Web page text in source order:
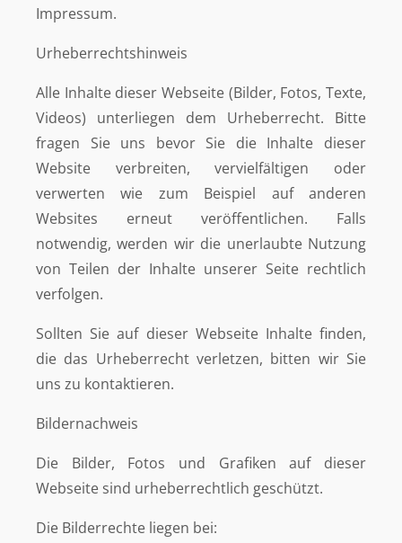
Impressum.
Urheberrechtshinweis
Alle Inhalte dieser Webseite (Bilder, Fotos, Texte,
Videos) unterliegen dem Urheberrecht. Bitte
fragen Sie uns bevor Sie die Inhalte dieser
Website verbreiten, vervielfältigen oder
verwerten wie zum Beispiel auf anderen
Websites erneut veröffentlichen. Falls
notwendig, werden wir die unerlaubte Nutzung
von Teilen der Inhalte unserer Seite rechtlich
verfolgen.
Sollten Sie auf dieser Webseite Inhalte finden,
die das Urheberrecht verletzen, bitten wir Sie
uns zu kontaktieren.
Bildernachweis
Die Bilder, Fotos und Grafiken auf dieser
Webseite sind urheberrechtlich geschützt.
Die Bilderrechte liegen bei: